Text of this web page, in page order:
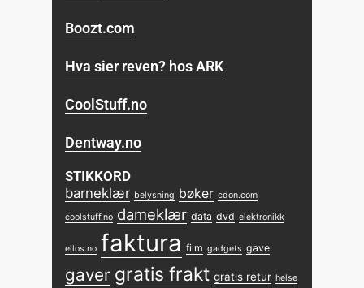
Boozt.com
Hva sier reven? hos ARK
CoolStuff.no
Dentway.no
STIKKORD
barneklær belysning bøker cdon.com
coolstuff.no dameklær data dvd elektronikk
ellos.no faktura film gadgets gave
gaver gratis frakt gratis retur helse